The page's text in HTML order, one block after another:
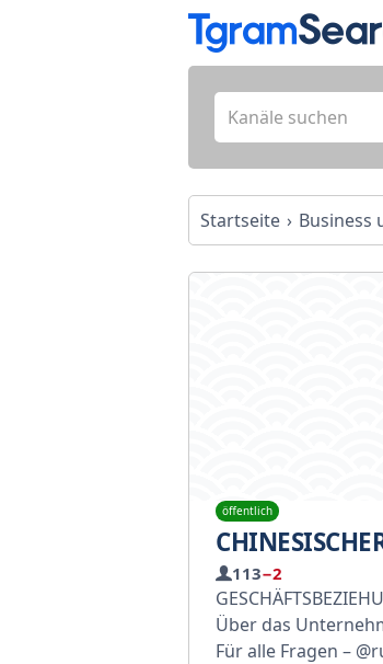
Startseite Business
öffentlich
113−2
Über das
Für alle Fragen –